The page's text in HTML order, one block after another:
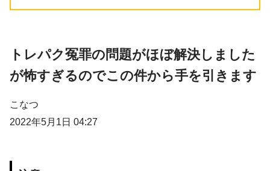
トレパク冤罪の問題がほぼ解決しました
が怖すぎるのでこの件から手を引きます
こなつ
2022年5月1日 04:27